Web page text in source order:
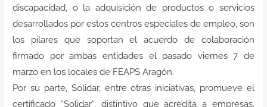
discapacidad, o la adquisición de productos o servicios
desarrollados por estos centros especiales de empleo, son
los pilares que soportan el acuerdo de colaboración
firmado por ambas entidades el pasado viernes 7 de
marzo en los locales de FEAPS Aragón.
Por su parte, Solidar, entre otras iniciativas, promueve el
certificado “Solidar”, distintivo que acredita a empresas,